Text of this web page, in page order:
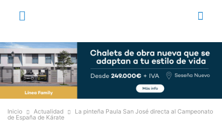
Inicio Actualidad
La pinteña Paula San José directa al Campeonato
de España de Kárate